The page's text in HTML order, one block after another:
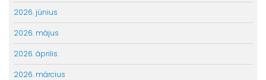
2026. június
2026. május
2026. április
2026. március